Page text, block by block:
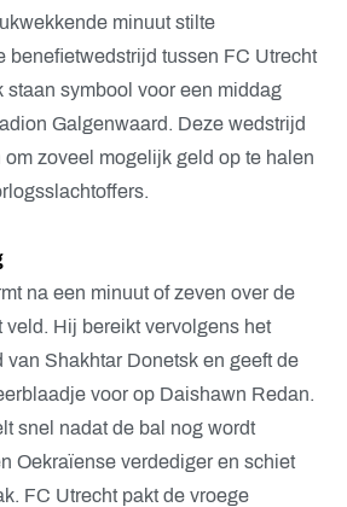
minuut stilte
benefietwedstrijd tussen FC Utrecht
staan symbool voor een middag
Galgenwaard. Deze wedstrijd
zoveel mogelijk geld op te halen
na een minuut of zeven over de
veld. Hij bereikt vervolgens het
van Shakhtar Donetsk en geeft de
voor op Daishawn Redan.
snel nadat de bal nog wordt
Oekraïense verdediger en schiet
FC Utrecht pakt de vroege